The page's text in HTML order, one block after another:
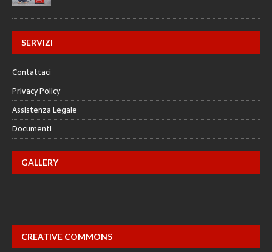
SERVIZI
Contattaci
Privacy Policy
Assistenza Legale
Documenti
GALLERY
CREATIVE COMMONS